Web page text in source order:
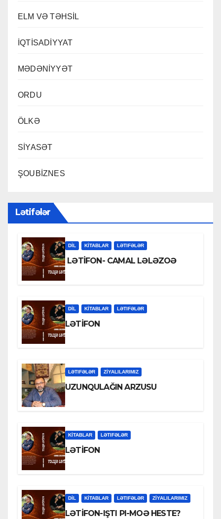
ELM VƏ TƏHSİL
İQTİSADİYYAT
MƏDƏNİYYƏT
ORDU
ÖLKƏ
SİYASƏT
ŞOUBİZNES
Lətifələr
DİL KİTABLAR LƏTIFƏLƏR
LƏTİFON- CAMAL LƏLƏZOƏ
DİL KİTABLAR LƏTIFƏLƏR
LƏTİFON
LƏTIFƏLƏR ZİYALILARIMIZ
UZUNQULAĞIN ARZUSU
KİTABLAR LƏTIFƏLƏR
LƏTİFON
DİL KİTABLAR LƏTIFƏLƏR ZİYALILARIMIZ
LƏTİFON-IŞTI PI-MOƏ HESTE?